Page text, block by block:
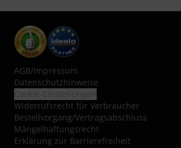
AGB/Impressum
Datenschutzhinweise
Widerrufsrecht für Verbraucher
Bestellvorgang/Vertragsabschluss
Mängelhaftungsrecht
Erklärung zur Barrierefreiheit